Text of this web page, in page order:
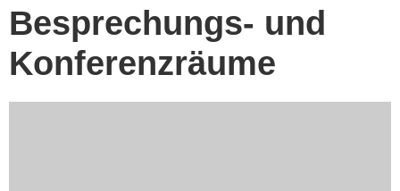
Besprechungs- und
Konferenzräume